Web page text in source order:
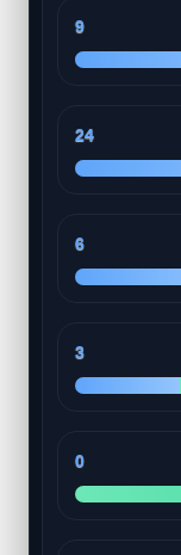
9
24
6
3
0